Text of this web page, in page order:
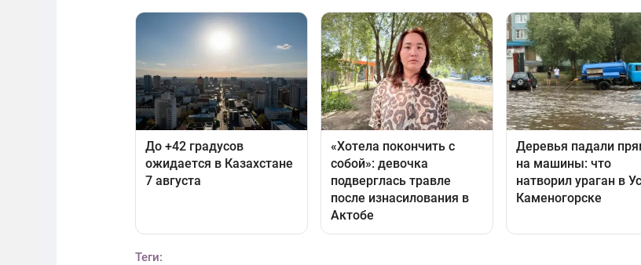
Теги: